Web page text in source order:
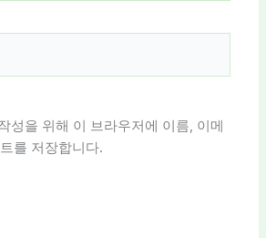
성을 위해 이 브라우저에 이름, 이메
를 저장합니다.